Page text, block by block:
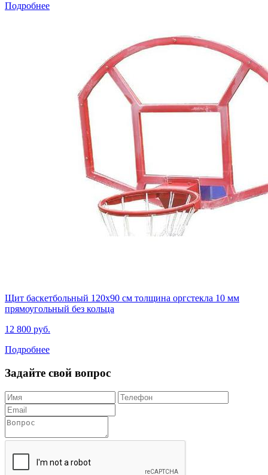
Подробнее
Щит баскетбольный 120х90 см толщина оргстекла 10 мм
прямоугольный без кольца
12 800 руб.
Подробнее
Задайте свой вопрос